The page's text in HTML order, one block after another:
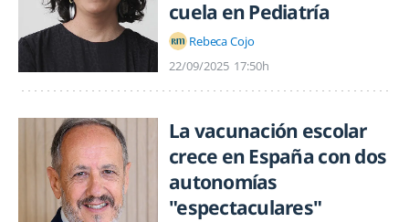
cuela en Pediatría
Rebeca Cojo
22/09/2025 17:50h
La vacunación escolar
crece en España con dos
autonomías
"espectaculares"